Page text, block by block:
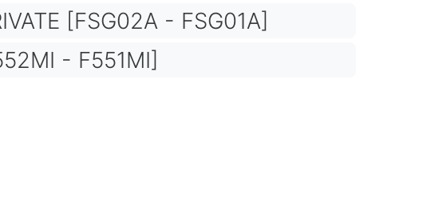
[FSG02A - FSG01A]
- F551MI]